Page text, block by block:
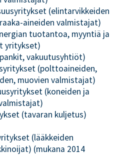
(elintarvikkeiden
aineiden valmistajat)
tuotantoa, myyntiä ja
yritykset)
vakuutusyhtiöt)
(polttoaineiden,
muovien valmistajat)
(koneiden ja
(tavaran kuljetus)
(lääkkeiden
(mukana 2014